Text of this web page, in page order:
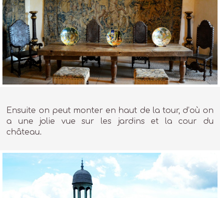
Ensuite on peut monter en haut de la tour, d’où on
a une jolie vue sur les jardins et la cour du
château.